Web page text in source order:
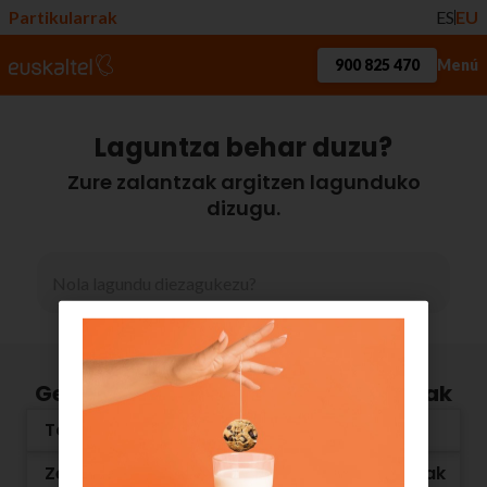
Partikularrak ESEU
900 825 470 Menú
Laguntza behar duzu?
Zure zalantzak argitzen lagunduko
dizugu.
Gehien galdetzen dituzuen zalantzak
Tarifaz kanpoko kontsumoak: Roaminga
Zergatik ez dira agertzen herri barruko deiak